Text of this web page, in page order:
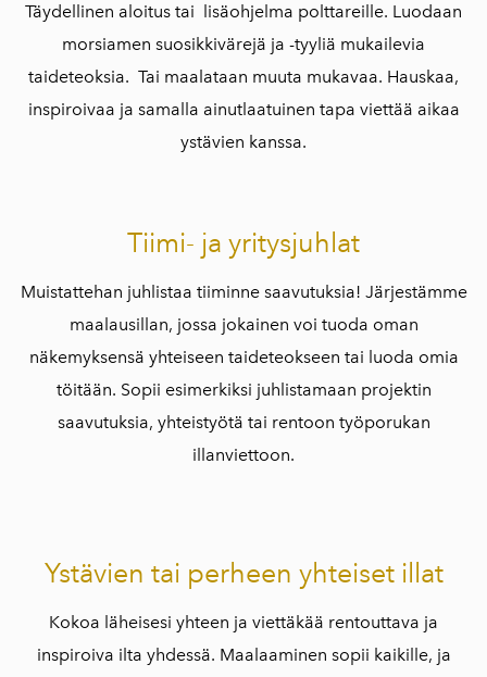
Täydellinen aloitus tai lisäohjelma polttareille. Luodaan
morsiamen suosikkivärejä ja -tyyliä mukailevia
taideteoksia. Tai maalataan muuta mukavaa. Hauskaa,
inspiroivaa ja samalla ainutlaatuinen tapa viettää aikaa
ystävien kanssa.
Tiimi- ja yritysjuhlat
Muistattehan juhlistaa tiiminne saavutuksia! Järjestämme
maalausillan, jossa jokainen voi tuoda oman
näkemyksensä yhteiseen taideteokseen tai luoda omia
töitään. Sopii esimerkiksi juhlistamaan projektin
saavutuksia, yhteistyötä tai rentoon työporukan
illanviettoon.
Ystävien tai perheen yhteiset illat
Kokoa läheisesi yhteen ja viettäkää rentouttava ja
inspiroiva ilta yhdessä. Maalaaminen sopii kaikille, ja